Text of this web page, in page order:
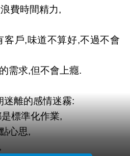
費時間精力,
客戶,味道不算好,不過不會
需求,但不會上癮.
迷離的感情迷霧:
標準化作業,
心思,